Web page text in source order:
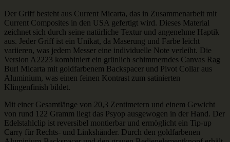
Der Griff besteht aus Current Micarta, das in Zusammenarbeit mit
Current Composites in den USA gefertigt wird. Dieses Material
zeichnet sich durch seine natürliche Textur und angenehme Haptik
aus. Jeder Griff ist ein Unikat, da Maserung und Farbe leicht
variieren, was jedem Messer eine individuelle Note verleiht. Die
Version A2223 kombiniert ein grünlich schimmerndes Canvas Rag
Burl Micarta mit goldfarbenem Backspacer und Pivot Collar aus
Aluminium, was einen feinen Kontrast zum satinierten
Klingenfinish bildet.
Mit einer Gesamtlänge von 20,3 Zentimetern und einem Gewicht
von rund 122 Gramm liegt das Psyop ausgewogen in der Hand. Der
Edelstahlclip ist reversibel montierbar und ermöglicht ein Tip-up
Carry für Rechts- und Linkshänder. Durch den goldfarbenen